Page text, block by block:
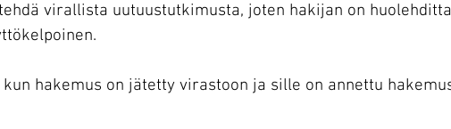
virallista uutuustutkimusta, joten hakijan on
hakemus on jätetty virastoon ja sille on annettu